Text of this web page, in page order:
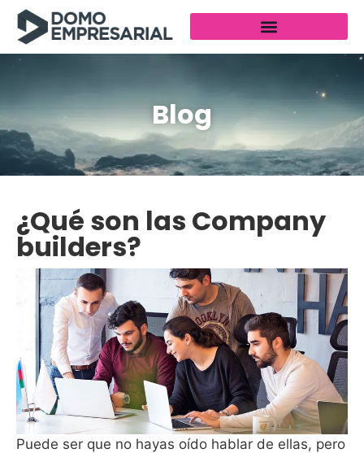
Blog
¿Qué son las Company
builders?
Puede ser que no hayas oído hablar de ellas, pero